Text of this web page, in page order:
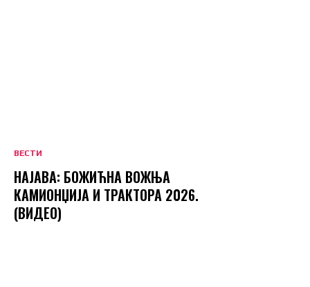
ВЕСТИ
НАЈАВА: БОЖИЋНА ВОЖЊА
КАМИОНЏИЈА И ТРАКТОРА 2026.
(ВИДЕО)